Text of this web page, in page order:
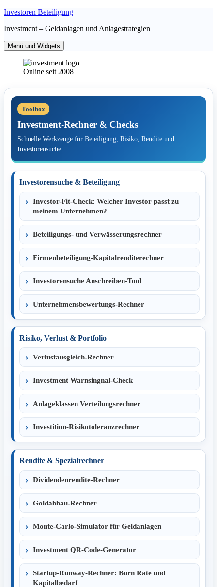
Zum
springen
Investoren Beteiligung
Investment – Geldanlagen und Anlagestrategien
Menü und Widgets
Online seit 2008
Toolbox
Investment-Rechner & Checks
Schnelle Werkzeuge für Beteiligung, Risiko, Rendite und
Investorensuche.
Investorensuche & Beteiligung
Investor-Fit-Check: Welcher Investor passt zu
meinem Unternehmen?
Beteiligungs- und Verwässerungsrechner
Firmenbeteiligung-Kapitalrenditerechner
Investorensuche Anschreiben-Tool
Unternehmensbewertungs-Rechner
Risiko, Verlust & Portfolio
Verlustausgleich-Rechner
Investment Warnsingnal-Check
Anlageklassen Verteilungsrechner
Investition-Risikotoleranzrechner
Rendite & Spezialrechner
Dividendenrendite-Rechner
Goldabbau-Rechner
Monte-Carlo-Simulator für Geldanlagen
Investment QR-Code-Generator
Startup-Runway-Rechner: Burn Rate und
Kapitalbedarf